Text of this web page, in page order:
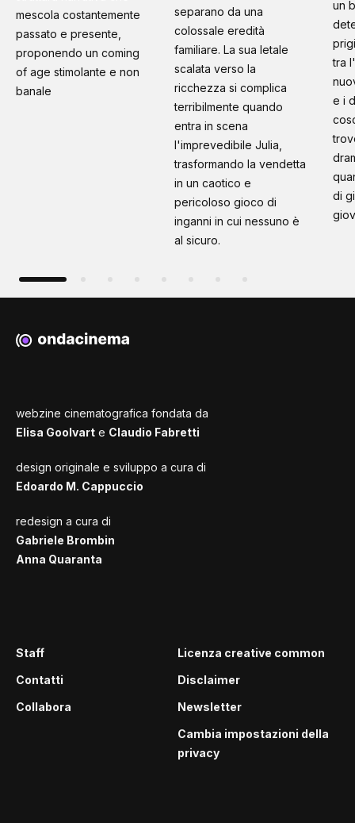
mescola costantemente
passato e presente,
proponendo un coming
of age stimolante e non
banale
separano da una
colossale eredità
familiare. La sua letale
scalata verso la
ricchezza si complica
terribilmente quando
entra in scena
l'imprevedibile Julia,
trasformando la vendetta
in un caotico e
pericoloso gioco di
inganni in cui nessuno è
al sicuro.
un
tra
e i
di
webzine cinematografica fondata da
Elisa Goolvart e Claudio Fabretti
design originale e sviluppo a cura di
Edoardo M. Cappuccio
redesign a cura di
Gabriele Brombin
Anna Quaranta
Staff
Contatti
Collabora
Licenza creative common
Disclaimer
Newsletter
Cambia impostazioni della
privacy